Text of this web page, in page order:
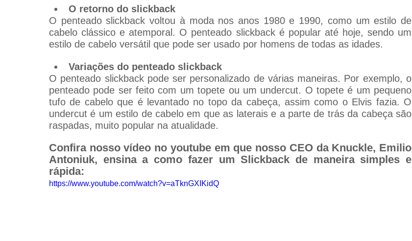
O retorno do slickback
O penteado slickback voltou à moda nos anos 1980 e 1990, como um estilo de
cabelo clássico e atemporal. O penteado slickback é popular até hoje, sendo um
estilo de cabelo versátil que pode ser usado por homens de todas as idades.
Variações do penteado slickback
O penteado slickback pode ser personalizado de várias maneiras. Por exemplo, o
penteado pode ser feito com um topete ou um undercut. O topete é um pequeno
tufo de cabelo que é levantado no topo da cabeça, assim como o Elvis fazia. O
undercut é um estilo de cabelo em que as laterais e a parte de trás da cabeça são
raspadas, muito popular na atualidade.
Confira nosso vídeo no youtube em que nosso CEO da Knuckle, Emilio
Antoniuk, ensina a como fazer um Slickback de maneira simples e
rápida:
https://www.youtube.com/watch?v=aTknGXIKidQ